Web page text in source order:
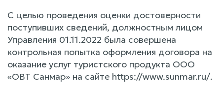
С целью проведения оценки достоверности
поступивших сведений, должностным лицом
Управления 01.11.2022 была совершена
контрольная попытка оформления договора на
оказание услуг туристского продукта ООО
«ОВТ Санмар» на сайте https://www.sunmar.ru/.